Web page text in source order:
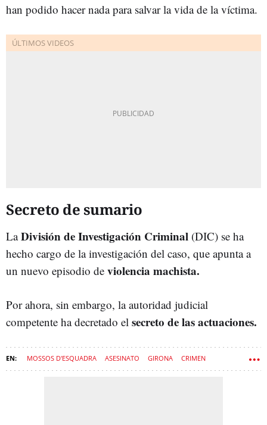
han podido hacer nada para salvar la vida de la víctima.
Secreto de sumario
LaDivisión de Investigación Criminal (DIC) se ha
hecho cargo de la investigación del caso, que apunta a
un nuevo episodio de violencia machista.
Por ahora, sin embargo, la autoridad judicial
competente ha decretado el secreto de las actuaciones.
MOSSOS D'ESQUADRA ASESINATO GIRONA CRIMEN